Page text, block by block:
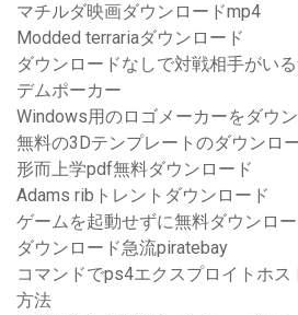
マチルダ映画ダウンロードmp4
Modded terrariaダウンロード
ダウンロードなしで対戦相手がい
デムポーカー
Windows用のロゴメーカーをダウ
無料の3Dテンプレートのダウンロ
形而上学pdf無料ダウンロード
Adams ribトレントダウンロード
ゲームを起動せずに無料ダウンロ
ダウンロード急流piratebay
コマンドでps4エクスプロイトホス
方法